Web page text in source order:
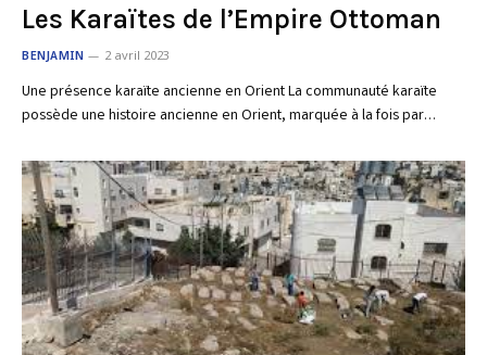
Les Karaïtes de l’Empire Ottoman
BENJAMIN 2 avril 2023
Une présence karaïte ancienne en Orient La communauté karaïte
possède une histoire ancienne en Orient, marquée à la fois par…